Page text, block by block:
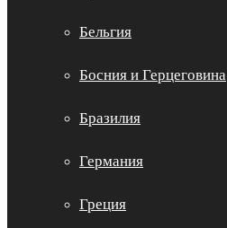
Бельгия
Босния и Герцеговина
Бразилия
Германия
Греция